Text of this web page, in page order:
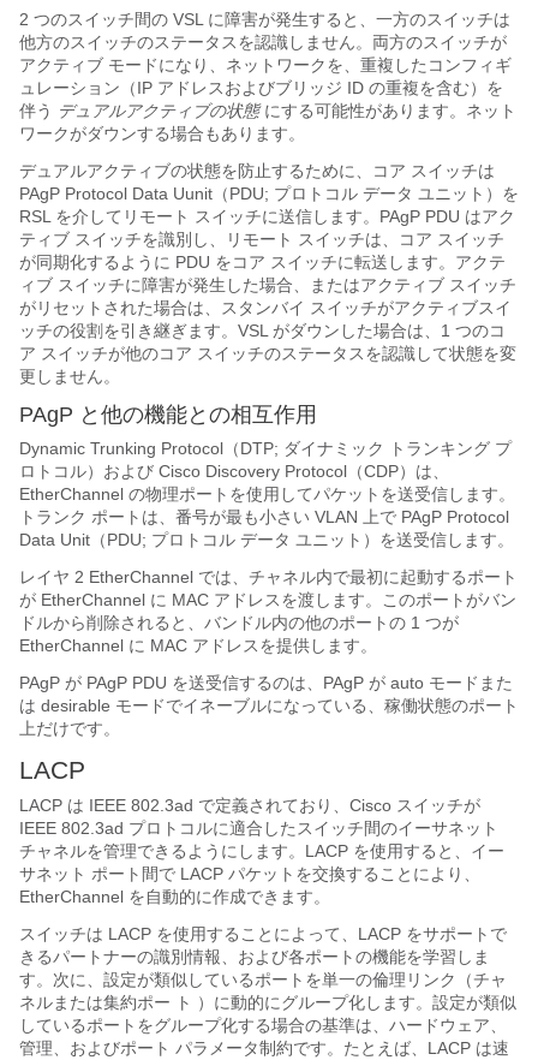
2 つのスイッチ間の VSL に障害が発生すると、一方のスイッチは
他方のスイッチのステータスを認識しません。両方のスイッチが
アクティブ モードになり、ネットワークを、重複したコンフィギ
ュレーション（IP アドレスおよびブリッジ ID の重複を含む）を
伴う デュアルアクティブの状態にする可能性があります。ネット
ワークがダウンする場合もあります。
デュアルアクティブの状態を防止するために、コア スイッチは
PAgP Protocol Data Uunit（PDU; プロトコル データ ユニット）を
RSL を介してリモート スイッチに送信します。PAgP PDU はアク
ティブ スイッチを識別し、リモート スイッチは、コア スイッチ
が同期化するように PDU をコア スイッチに転送します。アクテ
ィブ スイッチに障害が発生した場合、またはアクティブ スイッチ
がリセットされた場合は、スタンバイ スイッチがアクティブスイ
ッチの役割を引き継ぎます。VSL がダウンした場合は、1 つのコ
ア スイッチが他のコア スイッチのステータスを認識して状態を変
更しません。
PAgP と他の機能との相互作用
Dynamic Trunking Protocol（DTP; ダイナミック トランキング プ
ロトコル）および Cisco Discovery Protocol（CDP）は、
EtherChannel の物理ポートを使用してパケットを送受信します。
トランク ポートは、番号が最も小さい VLAN 上で PAgP Protocol
Data Unit（PDU; プロトコル データ ユニット）を送受信します。
レイヤ 2 EtherChannel では、チャネル内で最初に起動するポート
が EtherChannel に MAC アドレスを渡します。このポートがバン
ドルから削除されると、バンドル内の他のポートの 1 つが
EtherChannel に MAC アドレスを提供します。
PAgP が PAgP PDU を送受信するのは、PAgP が auto モードまた
は desirable モードでイネーブルになっている、稼働状態のポート
上だけです。
LACP
LACP は IEEE 802.3ad で定義されており、Cisco スイッチが
IEEE 802.3ad プロトコルに適合したスイッチ間のイーサネット
チャネルを管理できるようにします。LACP を使用すると、イー
サネット ポート間で LACP パケットを交換することにより、
EtherChannel を自動的に作成できます。
スイッチは LACP を使用することによって、LACP をサポートで
きるパートナーの識別情報、および各ポートの機能を学習しま
す。次に、設定が類似しているポートを単一の倫理リンク（チャ
ネルまたは集約ポー ト ）に動的にグループ化します。設定が類似
しているポートをグループ化する場合の基準は、ハードウェア、
管理、およびポート パラメータ制約です。たとえば、LACP は速